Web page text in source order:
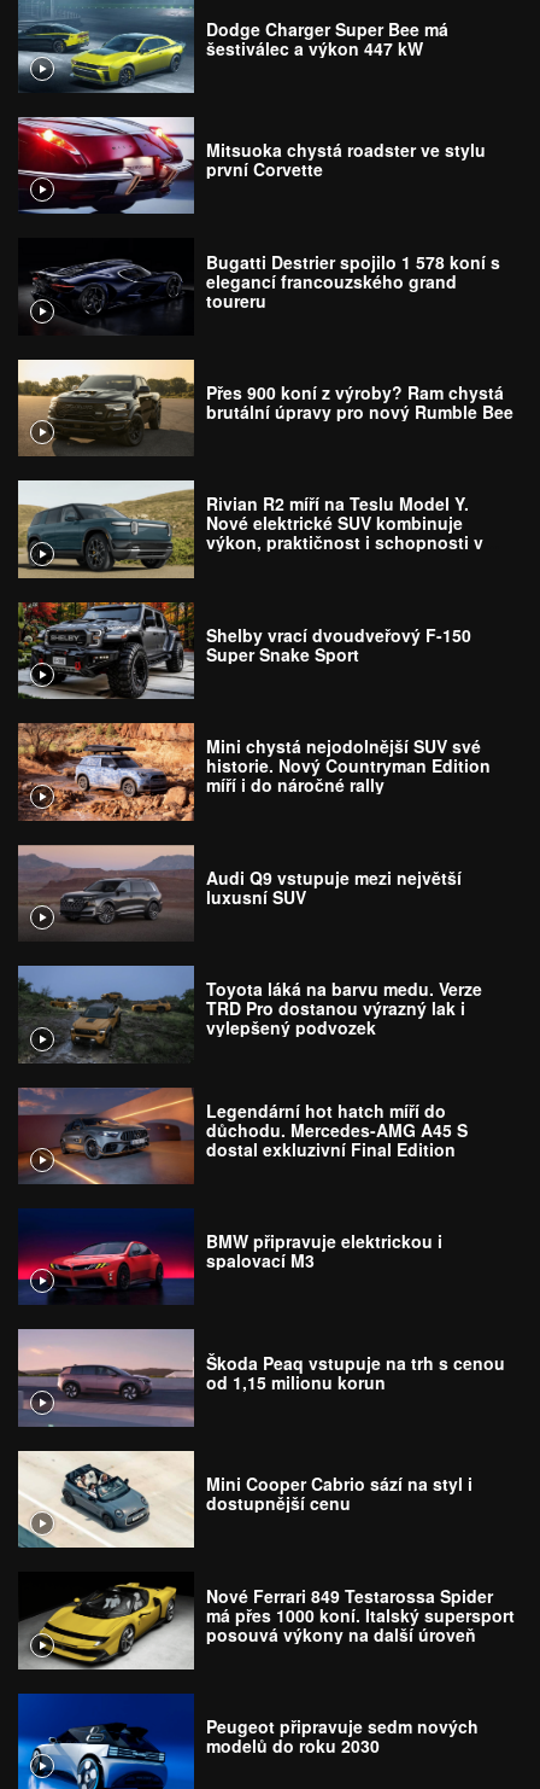
Dodge Charger Super Bee má
šestiválec a výkon 447 kW
Mitsuoka chystá roadster ve stylu
první Corvette
Bugatti Destrier spojilo 1 578 koní s
elegancí francouzského grand
toureru
Přes 900 koní z výroby? Ram chystá
brutální úpravy pro nový Rumble Bee
Rivian R2 míří na Teslu Model Y.
Nové elektrické SUV kombinuje
výkon, praktičnost i schopnosti v
Shelby vrací dvoudveřový F-150
Super Snake Sport
Mini chystá nejodolnější SUV své
historie. Nový Countryman Edition
míří i do náročné rally
Audi Q9 vstupuje mezi největší
luxusní SUV
Toyota láká na barvu medu. Verze
TRD Pro dostanou výrazný lak i
vylepšený podvozek
Legendární hot hatch míří do
důchodu. Mercedes-AMG A45 S
dostal exkluzivní Final Edition
BMW připravuje elektrickou i
spalovací M3
Škoda Peaq vstupuje na trh s cenou
od 1,15 milionu korun
Mini Cooper Cabrio sází na styl i
dostupnější cenu
Nové Ferrari 849 Testarossa Spider
má přes 1000 koní. Italský supersport
posouvá výkony na další úroveň
Peugeot připravuje sedm nových
modelů do roku 2030